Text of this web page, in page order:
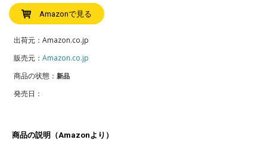
Amazonで見る
出荷元：Amazon.co.jp
販売元： Amazon.co.jp
商品の状態： 新品
発売日：
商品の説明（Amazonより）